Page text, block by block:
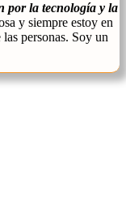
por la tecnología y la
y siempre estoy en
personas. Soy un